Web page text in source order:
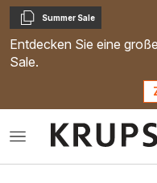
Kopieren
Summer Sale
Entdecken Sie eine
Sale.
Das